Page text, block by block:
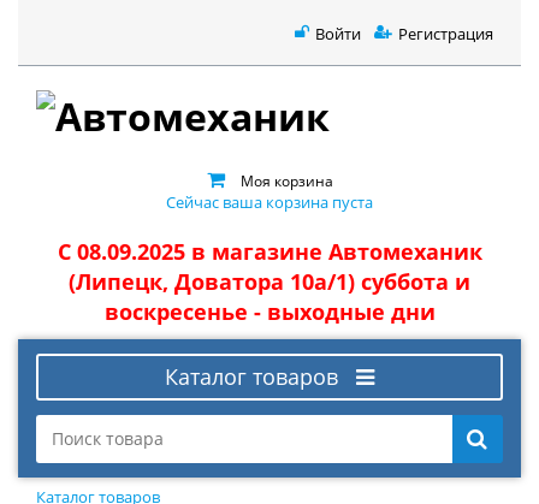
Войти Регистрация
Моя корзина
Сейчас ваша корзина пуста
С 08.09.2025 в магазине Автомеханик
(Липецк, Доватора 10а/1) суббота и
воскресенье - выходные дни
Каталог товаров
Каталог товаров